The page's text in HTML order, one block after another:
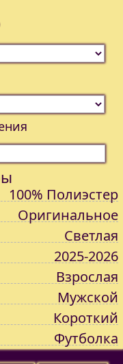
100% Полиэстер
Оригинальное
Светлая
2025-2026
Взрослая
Мужской
Короткий
Футболка